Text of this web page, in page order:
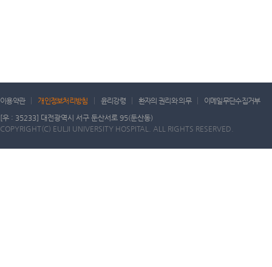
이용약관 개인정보처리방침 윤리강령 환자의 권리와 의무
이메일무단수집거부
[우 : 35233] 대전광역시 서구 둔산서로 95(둔산동)
COPYRIGHT(C) EULJI UNIVERSITY HOSPITAL. ALL RIGHTS RESERVED.